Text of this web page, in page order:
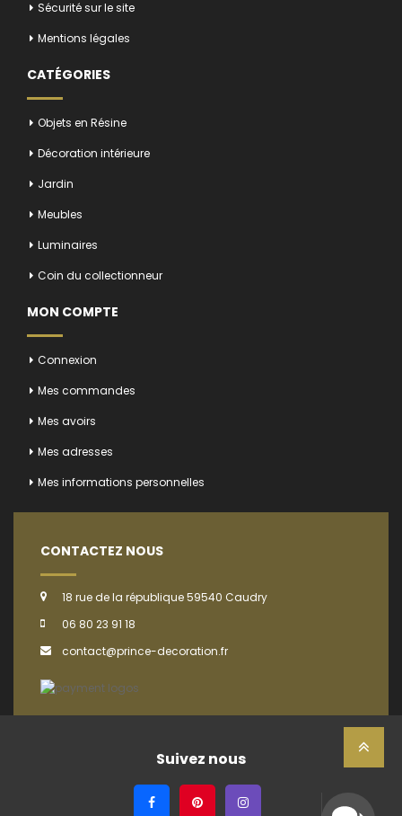
Sécurité sur le site
Mentions légales
CATÉGORIES
Objets en Résine
Décoration intérieure
Jardin
Meubles
Luminaires
Coin du collectionneur
MON COMPTE
Connexion
Mes commandes
Mes avoirs
Mes adresses
Mes informations personnelles
CONTACTEZ NOUS
18 rue de la république 59540 Caudry
06 80 23 91 18
contact@prince-decoration.fr
Suivez nous